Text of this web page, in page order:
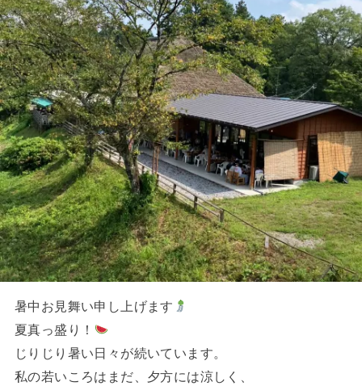
暑中お見舞い申し上げます
夏真っ盛り！
じりじり暑い日々が続いています。
私の若いころはまだ、夕方には涼しく、